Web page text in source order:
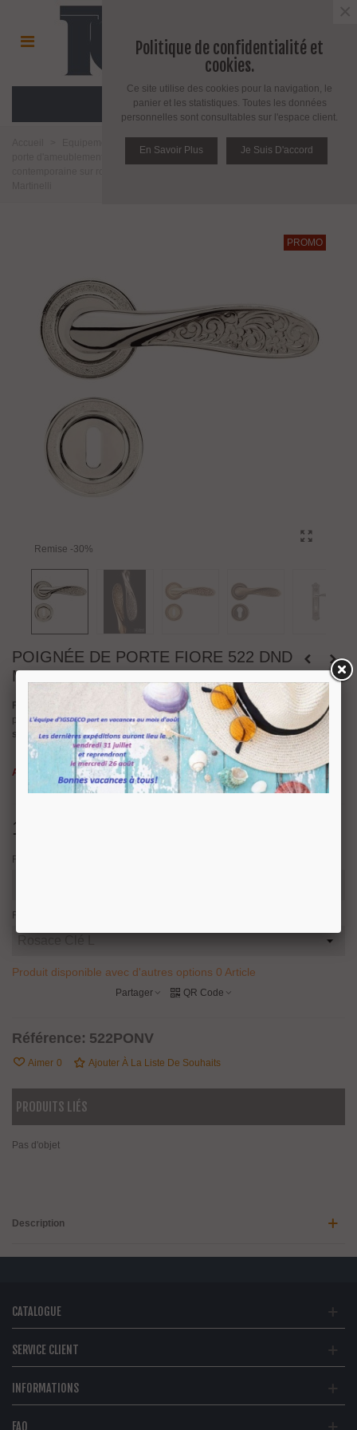
MENU
PROMO
Remise -30%
POIGNÉE DE PORTE FIORE 522 DND
MARTINELLI
FIORE
une poignée en laiton massif. Design par dnd Martinelli lab. La
poignée béquilleFIOREest disponible en finitions :Nickel brillant, bronze
satiné, laiton doré 24 carats et or Français.
Attention dernières pièces disponibles.
103,49 €
Finition
Fonction
Produit disponible avec d'autres options 0 Article
Partager QR Code
Référence: 522PONV
Aimer 0 Ajouter À La Liste De Souhaits
PRODUITS LIÉS
Pas d'objet
Description
CATALOGUE
SERVICE CLIENT
INFORMATIONS
FAQ
Politique de confidentialité et
cookies.
Ce site utilise des cookies pour la navigation, le
panier et les statistiques. Toutes les données
personnelles sont consultables sur l'espace client.
En Savoir Plus Je Suis D'accord